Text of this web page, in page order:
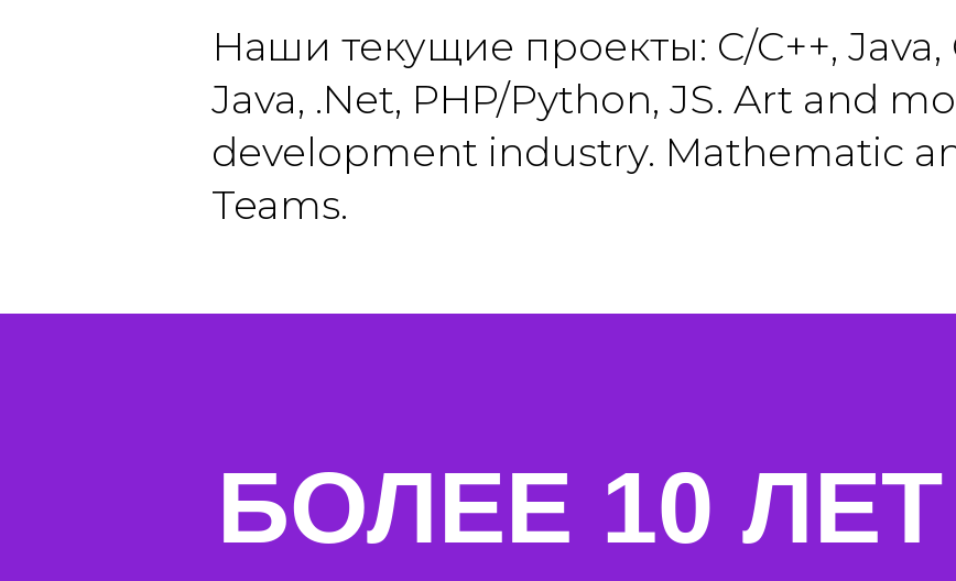
Наши текущие проекты: C/C++,
Java, .Net, PHP/Python, JS. Art and
development industry. Mathematic
Teams.
БОЛЕЕ 10